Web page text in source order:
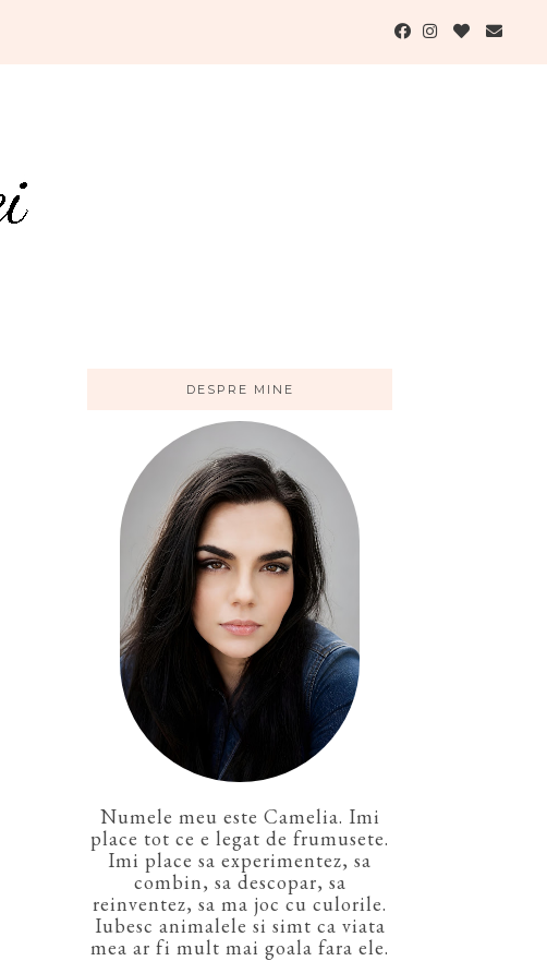
DESPRE MINE
Numele meu este Camelia. Imi
place tot ce e legat de frumusete.
Imi place sa experimentez, sa
combin, sa descopar, sa
reinventez, sa ma joc cu culorile.
Iubesc animalele si simt ca viata
mea ar fi mult mai goala fara ele.